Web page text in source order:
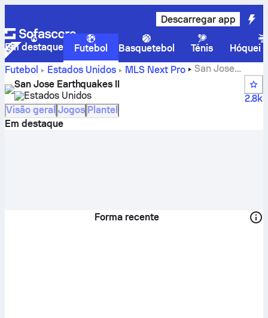
Descarregar app
Em destaque Futebol Basquetebol Ténis
Hóquei
Futebol
Estados Unidos MLS Next Pro
San Jose
Earthquakes II – resultados, encontros, classificação e
estatísticas dos jogadores
San Jose Earthquakes II
Estados Unidos
2.8k
Visão geral Jogos Plantel
Em destaque
Forma recente